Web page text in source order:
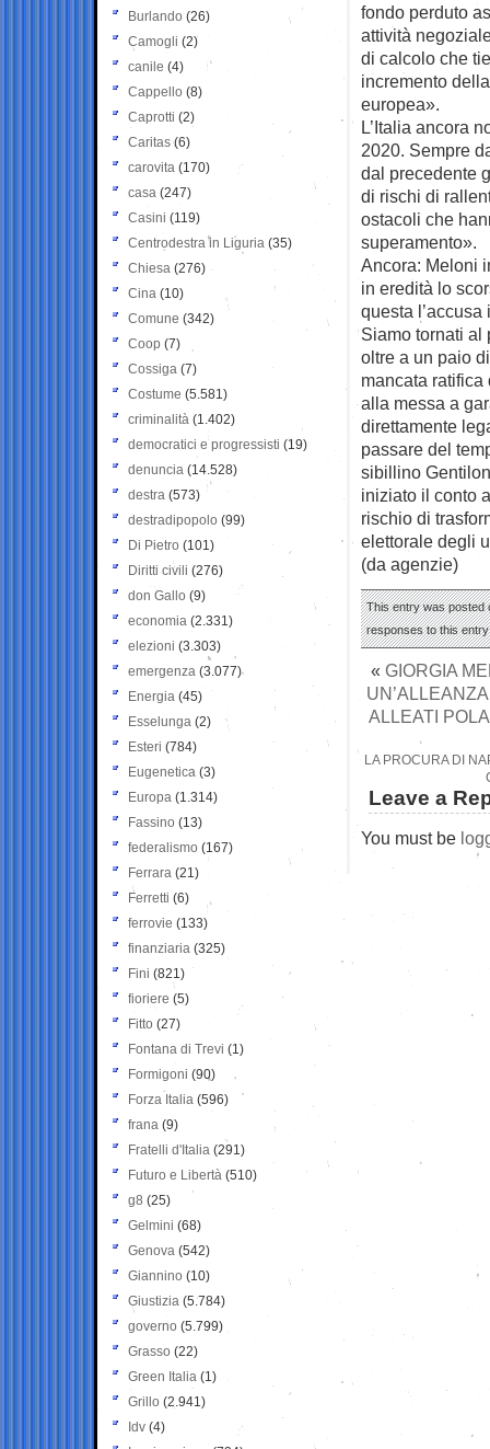
fondo perduto
attività
di calcolo che
incremento
europea».
L’Italia ancora
2020. Sempre
dal precedente
di rischi di
ostacoli che
superamento».
Ancora: Meloni
in eredità lo
questa
Siamo tornati al
oltre a un paio
mancata
alla messa a
direttamente
passare del
sibillino
iniziato il conto
rischio di
elettorale degli
(da agenzie)
This entry was posted
responses to this
« GIORGIA
ALLEATI
LA PROCURA DI
Leave a
You must be
Burlando (26)
Camogli (2)
canile (4)
Cappello (8)
Caprotti (2)
Caritas (6)
carovita (170)
casa (247)
Casini (119)
Centrodestra in Liguria (35)
Chiesa (276)
Cina (10)
Comune (342)
Coop (7)
Cossiga (7)
Costume (5.581)
criminalità (1.402)
democratici e progressisti (19)
denuncia (14.528)
destra (573)
destradipopolo (99)
Di Pietro (101)
Diritti civili (276)
don Gallo (9)
economia (2.331)
elezioni (3.303)
emergenza (3.077)
Energia (45)
Esselunga (2)
Esteri (784)
Eugenetica (3)
Europa (1.314)
Fassino (13)
federalismo (167)
Ferrara (21)
Ferretti (6)
ferrovie (133)
finanziaria (325)
Fini (821)
fioriere (5)
Fitto (27)
Fontana di Trevi (1)
Formigoni (90)
Forza Italia (596)
frana (9)
Fratelli d'Italia (291)
Futuro e Libertà (510)
g8 (25)
Gelmini (68)
Genova (542)
Giannino (10)
Giustizia (5.784)
governo (5.799)
Grasso (22)
Green Italia (1)
Grillo (2.941)
Idv (4)